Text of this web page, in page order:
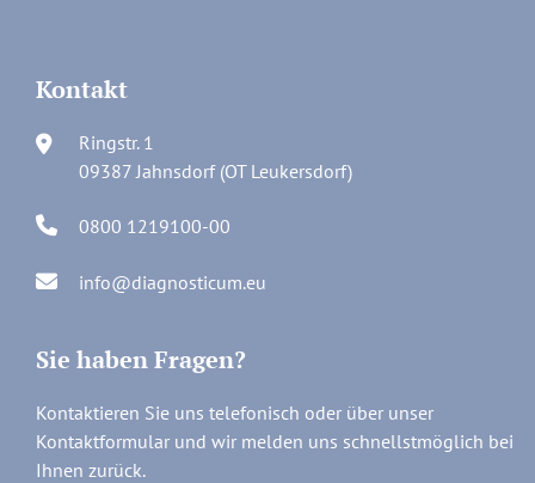
Kontakt
Ringstr. 1
09387 Jahnsdorf (OT Leukersdorf)
0800 1219100-00
info@diagnosticum.eu
Sie haben Fragen?
Kontaktieren Sie uns telefonisch oder über unser
Kontaktformular und wir melden uns schnellstmöglich bei
Ihnen zurück.